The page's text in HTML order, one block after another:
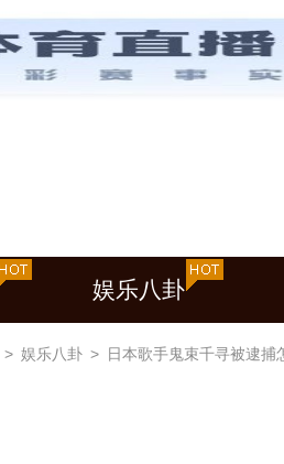
娱乐八卦
> 娱乐八卦 > 日本歌手鬼束千寻被逮捕